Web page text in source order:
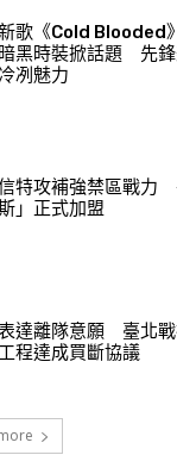
歌《Cold Blooded》
黑時裝掀話題 先
冽魅力
特攻補強禁區戰力
」正式加盟
達離隊意願 臺北
程達成買斷協議